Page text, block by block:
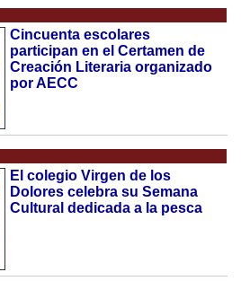
Cincuenta escolares
participan en el Certamen de
Creación Literaria organizado
por AECC
El colegio Virgen de los
Dolores celebra su Semana
Cultural dedicada a la pesca